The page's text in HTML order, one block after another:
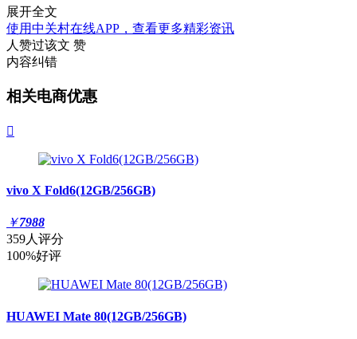
展开全文
使用中关村在线APP，查看更多精彩资讯
人赞过该文 赞
内容纠错
相关电商优惠

vivo X Fold6(12GB/256GB)
￥7988
359人评分
100%好评
HUAWEI Mate 80(12GB/256GB)